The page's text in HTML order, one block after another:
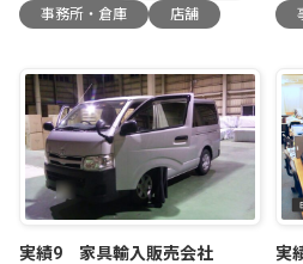
事務所・倉庫
店舗
実績9 家具輸入販売会社 実